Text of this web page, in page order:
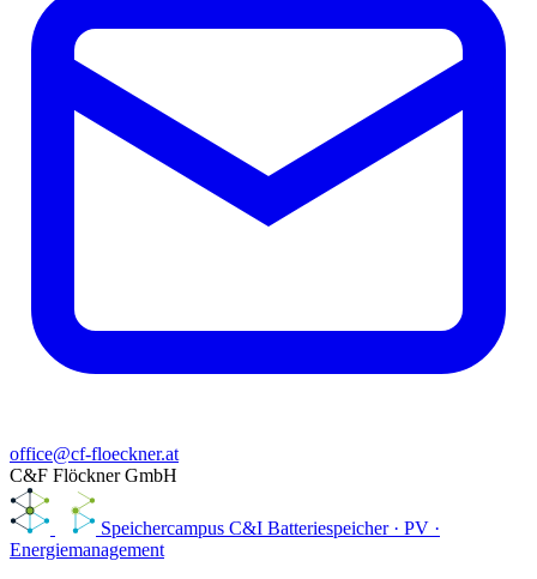
office@cf-floeckner.at
C&F Flöckner GmbH
Speichercampus C&I Batteriespeicher · PV ·
Energiemanagement